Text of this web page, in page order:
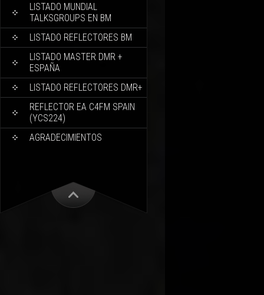
LISTADO MUNDIAL
TALKSGROUPS EN BM
LISTADO REFLECTORES BM
LISTADO MASTER DMR +
ESPAÑA
LISTADO REFLECTORES DMR+
REFLECTOR EA C4FM SPAIN
(YCS224)
AGRADECIMIENTOS